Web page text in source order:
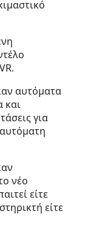
αυτόματα
και
για
νέο
είτε
είτε